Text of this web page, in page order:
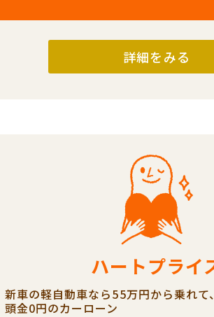
詳細をみる
ハートプライ
新車の軽自動車なら55万円から乗れて
頭金0円のカーローン